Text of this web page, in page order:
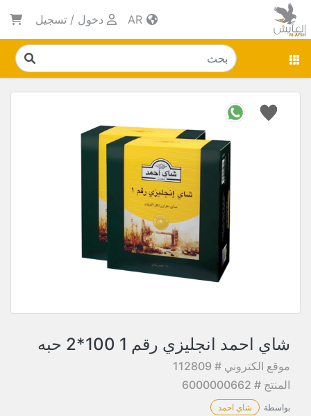
دخول / تسجيل
شاي احمد انجليزي رقم 1 100*2 حبه
موقع الكتروني # 112809
المنتج # 6000000662
بواسطة شاي احمد